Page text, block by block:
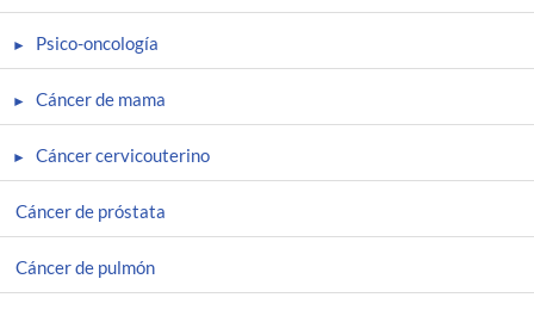
Psico-oncología
Cáncer de mama
Cáncer cervicouterino
Cáncer de próstata
Cáncer de pulmón